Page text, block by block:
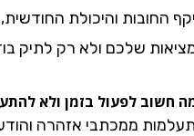
והיכולת החודשית,
שלכם ולא רק לתיק בודד.
לפעול בזמן ולא להתעלם
ממכתבי אזהרה והודעות